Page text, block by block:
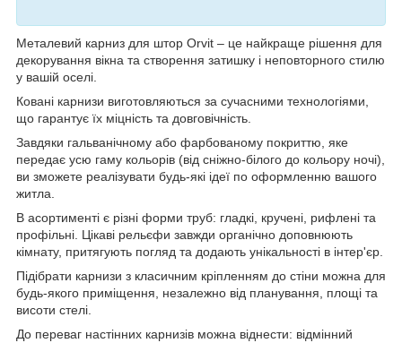
Металевий карниз для штор Orvit – це найкраще рішення для
декорування вікна та створення затишку і неповторного стилю
у вашій оселі.
Ковані карнизи виготовляються за сучасними технологіями,
що гарантує їх міцність та довговічність.
Завдяки гальванічному або фарбованому покриттю, яке
передає усю гаму кольорів (від сніжно-білого до кольору ночі),
ви зможете реалізувати будь-які ідеї по оформленню вашого
житла.
В асортименті є різні форми труб: гладкі, кручені, рифлені та
профільні. Цікаві рельєфи завжди органічно доповнюють
кімнату, притягують погляд та додають унікальності в інтер'єр.
Підібрати карнизи з класичним кріпленням до стіни можна для
будь-якого приміщення, незалежно від планування, площі та
висоти стелі.
До переваг настінних карнизів можна віднести: відмінний